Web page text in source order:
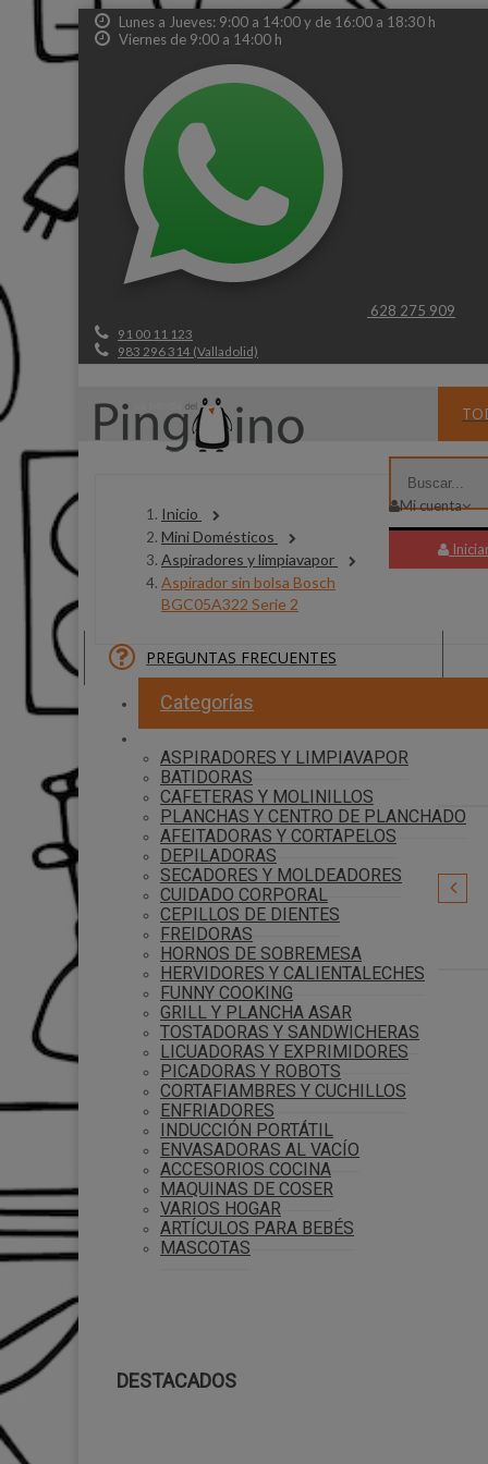
Lunes a Jueves: 9:00 a 14:00 y de 16:00 a 18:30 h
Viernes de 9:00 a 14:00 h
628 275 909
91 00 11 123
983 296 314 (Valladolid)
Mi cuenta
PREGUNTAS FRECUENTES
Inicio
Mini Domésticos
Aspiradores y limpiavapor
Aspirador sin bolsa Bosch
BGC05A322 Serie 2
Categorías
ASPIRADORES Y LIMPIAVAPOR
BATIDORAS
CAFETERAS Y MOLINILLOS
PLANCHAS Y CENTRO DE PLANCHADO
AFEITADORAS Y CORTAPELOS
DEPILADORAS
SECADORES Y MOLDEADORES
CUIDADO CORPORAL
CEPILLOS DE DIENTES
FREIDORAS
HORNOS DE SOBREMESA
HERVIDORES Y CALIENTALECHES
FUNNY COOKING
GRILL Y PLANCHA ASAR
TOSTADORAS Y SANDWICHERAS
LICUADORAS Y EXPRIMIDORES
PICADORAS Y ROBOTS
CORTAFIAMBRES Y CUCHILLOS
ENFRIADORES
INDUCCIÓN PORTÁTIL
ENVASADORAS AL VACÍO
ACCESORIOS COCINA
MAQUINAS DE COSER
VARIOS HOGAR
ARTÍCULOS PARA BEBÉS
MASCOTAS
DESTACADOS